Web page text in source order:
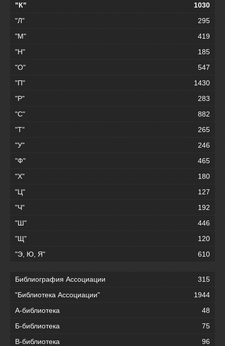
"К"
1030
"Л"
295
"М"
419
"Н"
185
"О"
547
"П"
1430
"Р"
283
"С"
882
"Т"
265
"У"
246
"Ф"
465
"Х"
180
"Ц"
127
"Ч"
192
"Ш"
446
"Щ"
120
"Э, Ю, Я"
610
Библиография Ассоциации
315
"Библиотека Ассоциации"
1944
А-библиотека
48
Б-библиотека
75
В-библиотека
96